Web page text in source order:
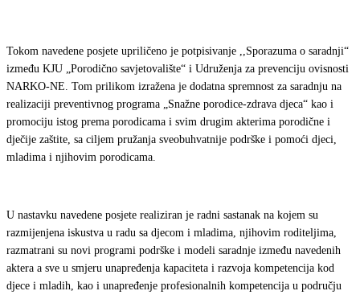
savjetovalište“
i
Udruženja
za
prevenciju
ovisnosti
NE
Tokom navedene posjete upriličeno je potpisivanje ,,Sporazuma o saradnji“
između KJU „Porodično savjetovalište“ i Udruženja za prevenciju ovisnosti
NARKO-NE. Tom prilikom izražena je dodatna spremnost za saradnju na
realizaciji preventivnog programa „Snažne porodice-zdrava djeca“ kao i
promociju istog prema porodicama i svim drugim akterima porodične i
dječije zaštite, sa ciljem pružanja sveobuhvatnije podrške i pomoći djeci,
mladima i njihovim porodicama.
U nastavku navedene posjete realiziran je radni sastanak na kojem su
razmijenjena iskustva u radu sa djecom i mladima, njihovim roditeljima,
razmatrani su novi programi podrške i modeli saradnje između navedenih
aktera a sve u smjeru unapređenja kapaciteta i razvoja kompetencija kod
djece i mladih, kao i unapređenje profesionalnih kompetencija u području